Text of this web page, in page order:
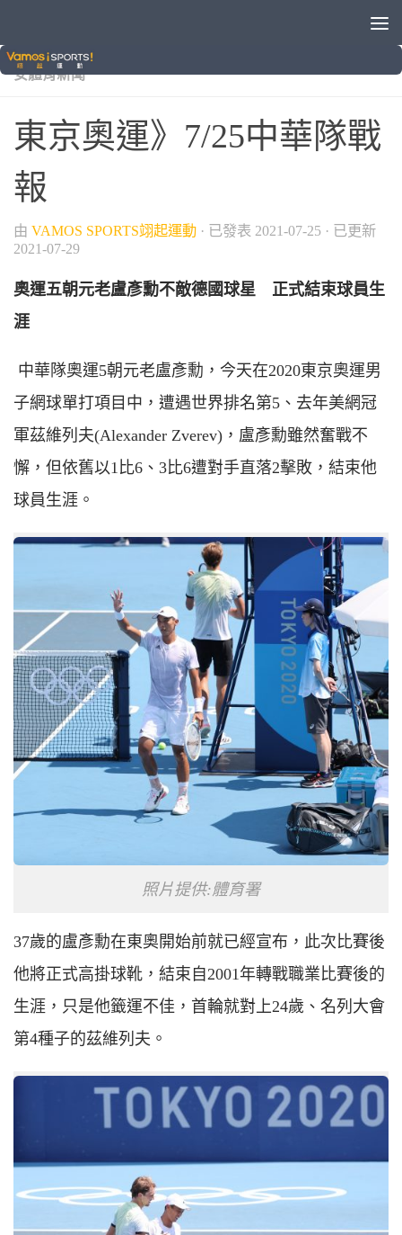
2020東京奧運
安體育新聞
東京奧運》7/25中華隊戰
報
由 VAMOS SPORTS翊起運動 · 已發表 2021-07-25 · 已更新
2021-07-29
奧運五朝元老盧彥勳不敵德國球星 正式結束球員生
涯
中華隊奧運5朝元老盧彥勳，今天在2020東京奧運男
子網球單打項目中，遭遇世界排名第5、去年美網冠
軍茲維列夫(Alexander Zverev)，盧彥勳雖然奮戰不
懈，但依舊以1比6、3比6遭對手直落2擊敗，結束他
球員生涯。
照片提供:體育署
37歲的盧彥勳在東奧開始前就已經宣布，此次比賽後
他將正式高掛球靴，結束自2001年轉戰職業比賽後的
生涯，只是他籤運不佳，首輪就對上24歲、名列大會
第4種子的茲維列夫。